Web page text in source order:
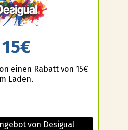
15€
einen Rabatt von 15€
Laden.
von Desigual